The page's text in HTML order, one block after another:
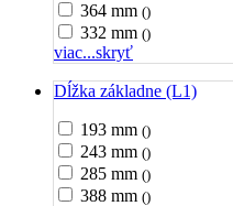
364 mm ()
332 mm ()
viac...skryť
Dĺžka základne (L1)
193 mm ()
243 mm ()
285 mm ()
388 mm ()